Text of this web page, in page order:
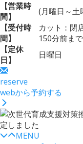
【営業時
間】
(月曜日～土
【受付時
間】
カット：閉
150分前まで
【定休
日】
日曜日
reserve
webから予約する
MENU